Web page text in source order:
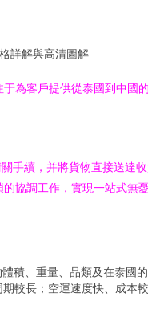
為客戶提供從泰國到中國
手續，并將貨物直接送達
協調工作，實現一站式無
積、重量、品類及在泰國
較長；空運速度快、成